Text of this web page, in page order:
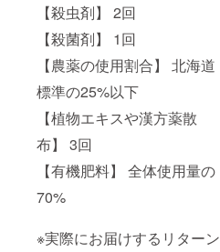
【殺虫剤】 2回
【殺菌剤】 1回
【農薬の使用割合】 北海道
標準の25%以下
【植物エキスや漢方薬散
布】 3回
【有機肥料】 全体使用量の
70%
※実際にお届けするリターン